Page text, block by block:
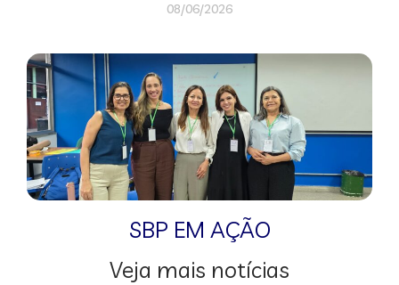
08/06/2026
SBP EM AÇÃO
Veja mais notícias